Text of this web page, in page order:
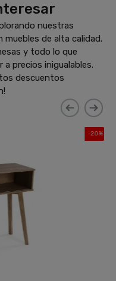
nuestras
de alta calidad.
y todo lo que
precios inigualables.
descuentos